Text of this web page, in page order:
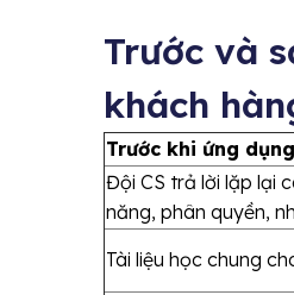
Trước và
khách
Trước khi ứng
Đội CS trả lời lặp lại
năng, phân quyền,
Tài liệu học chung